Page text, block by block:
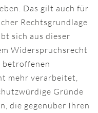
Das gilt auch für
Rechtsgrundlage
sich aus dieser
Widerspruchsrecht
betroffenen
mehr verarbeitet,
Gründe
die gegenüber Ihren